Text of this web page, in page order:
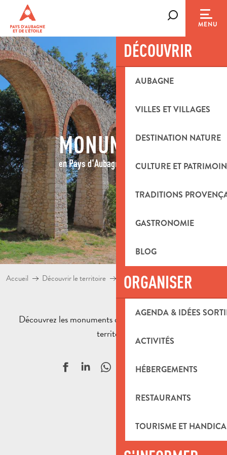
contenu
principal
MENU
DÉCOUVRIR
AUBAGNE
VILLES ET VILLAGES
DESTINATION NATURE
CULTURE ET
TRADITIONS
GASTRONOMIE
BLOG
ORGANISER
AGENDA & IDÉES
ACTIVITÉS
HÉBERGEMENTS
RESTAURANTS
TOURISME ET
MONUMENTS
en Pays d'Aubagne et de l'Étoile
Accueil Découvrir le territoire Culture et patrimoine
Découvrez les monuments des 12 communes de notre
territoire.
Ajouter aux